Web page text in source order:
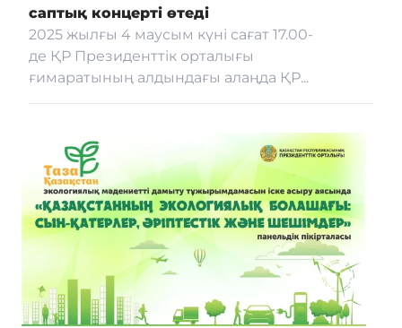
саптық концерті өтеді
2025 жылғы 4 маусым күні сағат 17.00-
де ҚР Президенттік орталығы
ғимаратының алдындағы алаңда ҚР...